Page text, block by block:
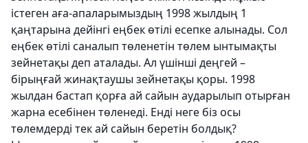
істеген аға-апаларымыздың 1998 жылдың 1
қаңтарына дейінгі еңбек өтілі есепке алынады. Сол
еңбек өтілі саналып төленетін төлем ынтымақты
зейнетақы деп аталады. Ал үшінші деңгей –
бірыңғай жинақтаушы зейнетақы қоры. 1998
жылдан бастап қорға ай сайын аударылып отырған
жарна есебінен төленеді. Енді неге біз осы
төлемдерді тек ай сайын беретін болдық?